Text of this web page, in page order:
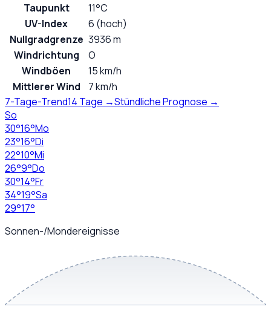
Taupunkt
11°C
UV-Index
6 (hoch)
Nullgradgrenze 3936 m
Windrichtung
O
Windböen
15 km/h
Mittlerer Wind
7 km/h
7-Tage-Trend14 Tage →Stündliche Prognose →
So
30°16°Mo
23°16°Di
22°10°Mi
26°9°Do
30°14°Fr
34°19°Sa
29°17°
Sonnen-/Mondereignisse